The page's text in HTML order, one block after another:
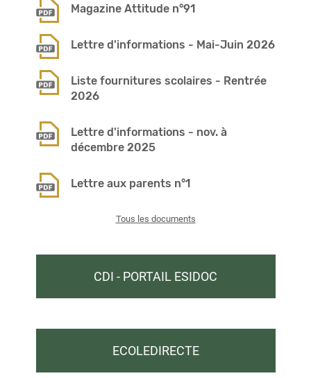
Magazine Attitude n°91
Lettre d'informations - Mai-Juin 2026
Liste fournitures scolaires - Rentrée
2026
Lettre d'informations - nov. à
décembre 2025
Lettre aux parents n°1
Tous les documents
CDI - PORTAIL ESIDOC
ECOLEDIRECTE